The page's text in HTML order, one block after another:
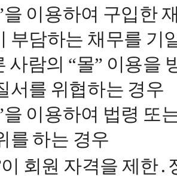
을 이용하여 구입한
부담하는 채무를 기
사람의 “몰” 이용을
서를 위협하는 경우
을 이용하여 법령 또
를 하는 경우
회원 자격을 제한․